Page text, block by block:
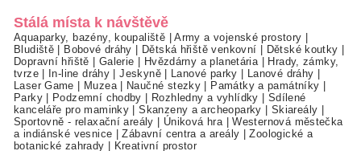
Stálá místa k návštěvě
Aquaparky, bazény, koupaliště |Army a vojenské prostory
Bludiště
Bobové dráhy Dětská hřiště venkovní Dětské koutky
Dopravní hřiště
Galerie Hvězdárny a planetária|
Hrady, zámky,
tvrze| In-line dráhy |Jeskyně| Lanové parky Lanové dráhy
Laser Game
Muzea| Naučné stezky Památky a památníky
Parky| Podzemní chodby Rozhledny a vyhlídky
Sdílené
kanceláře pro maminky |Skanzeny a archeoparky Skiareály
Sportovně - relaxační areály
Úniková hra|Westernová městečka
a indiánské vesnice |Zábavní centra a areály |Zoologické a
botanické zahrady
Kreativní prostor